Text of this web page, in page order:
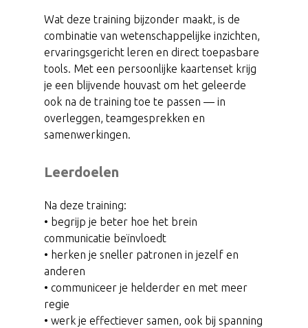
Wat deze training bijzonder maakt, is de
combinatie van wetenschappelijke inzichten,
ervaringsgericht leren en direct toepasbare
tools. Met een persoonlijke kaartenset krijg
je een blijvende houvast om het geleerde
ook na de training toe te passen — in
overleggen, teamgesprekken en
samenwerkingen.
Leerdoelen
Na deze training:
• begrijp je beter hoe het brein
communicatie beïnvloedt
• herken je sneller patronen in jezelf en
anderen
• communiceer je helderder en met meer
regie
• werk je effectiever samen, ook bij spanning